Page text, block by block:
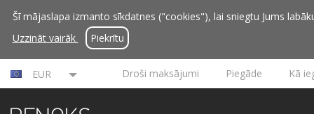
Šī mājaslapa izmanto sīkdatnes ("cookies"), lai sniegtu Jums
Uzzināt vairāk
Piekrītu
EUR Droši maksājumi Piegāde Kā